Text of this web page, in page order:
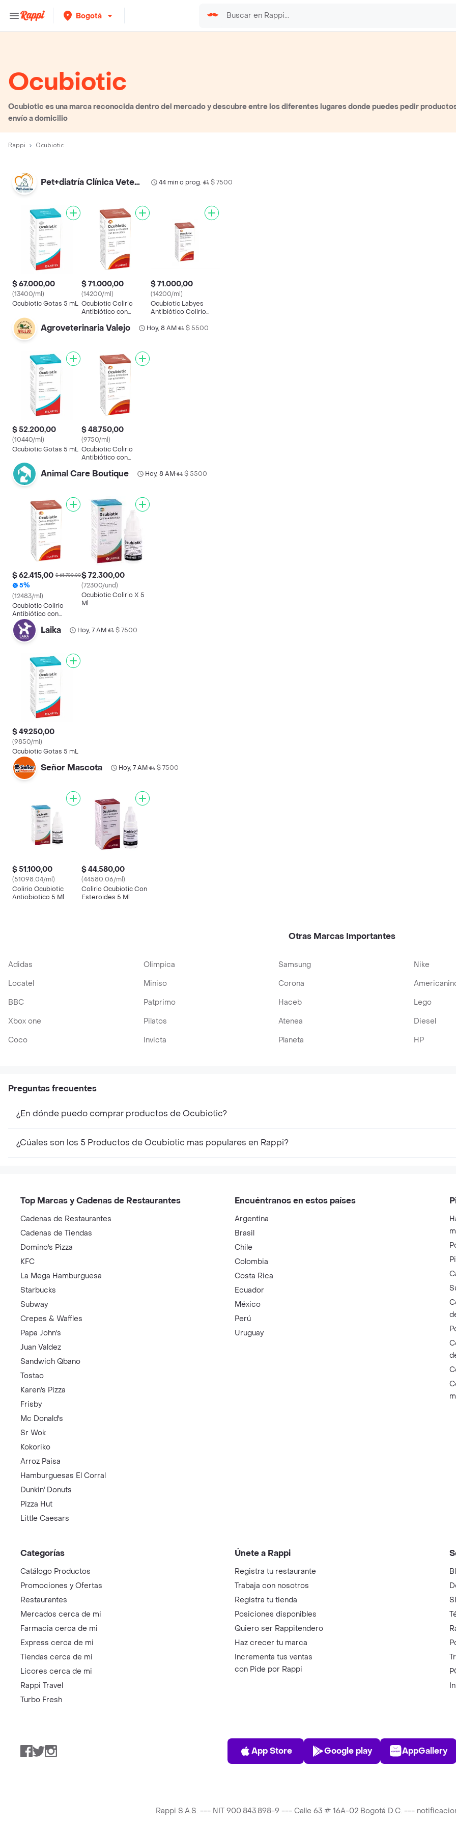
Bogotá
Ocubiotic
Ocubiotic es una marca reconocida dentro del mercado y descubre entre los diferentes lugares donde puedes pedir
envío a domicilio
Rappi Ocubiotic
Pet+diatría Clínica Veterinaria Barrios Unidos 44 min o prog.• $ 7500
$ 67.000,00
(13400/ml)
Ocubiotic Gotas 5 mL
$ 71.000,00
(14200/ml)
Ocubiotic Colirio
Antibiótico con
$ 71.000,00
(14200/ml)
Ocubiotic Labyes
Antibiótico Colirio
Agroveterinaria Valejo Hoy, 8 AM• $ 5500
$ 52.200,00
(10440/ml)
Ocubiotic Gotas 5 mL
$ 48.750,00
(9750/ml)
Ocubiotic Colirio
Antibiótico con
Animal Care Boutique Hoy, 8 AM• $ 5500
$ 62.415,00 $ 65.700,00
5%
(12483/ml)
Ocubiotic Colirio
Antibiótico con
Esteroides
$ 72.300,00
(72300/und)
Ocubiotic Colirio X 5
Ml
Laika Hoy, 7 AM• $ 7500
$ 49.250,00
(9850/ml)
Ocubiotic Gotas 5 mL
Señor Mascota Hoy, 7 AM• $ 7500
$ 51.100,00
(51098.04/ml)
Colirio Ocubiotic
Antiobiotico 5 Ml
$ 44.580,00
(44580.06/ml)
Colirio Ocubiotic Con
Esteroides 5 Ml
Otras Marcas Importantes
Adidas Olimpica Samsung Nike
Locatel
Miniso Corona
BBC
Patprimo Haceb Lego
Xbox one
Pilatos Atenea Diesel
Coco
Invicta Planeta HP
Preguntas frecuentes
¿En dónde puedo comprar productos de Ocubiotic?
¿Cúales son los 5 Productos de Ocubiotic mas populares en Rappi?
Top Marcas y Cadenas de Restaurantes
Cadenas de Restaurantes
Cadenas de Tiendas
Domino's Pizza
KFC
La Mega Hamburguesa
Starbucks
Subway
Crepes & Waffles
Papa John's
Juan Valdez
Sandwich Qbano
Tostao
Karen's Pizza
Frisby
Mc Donald's
Sr Wok
Kokoriko
Arroz Paisa
Hamburguesas El Corral
Dunkin' Donuts
Pizza Hut
Little Caesars
Encuéntranos en estos países
Argentina
Brasil
Chile
Colombia
Costa Rica
Ecuador
México
Perú
Uruguay
Categorías
Catálogo Productos
Promociones y Ofertas
Restaurantes
Mercados cerca de mi
Farmacia cerca de mi
Express cerca de mi
Tiendas cerca de mi
Licores cerca de mi
Rappi Travel
Turbo Fresh
Únete a Rappi
Registra tu restaurante
Trabaja con nosotros
Registra tu tienda
Posiciones disponibles
Quiero ser Rappitendero
Haz crecer tu marca
Incrementa tus ventas
con Pide por Rappi
Facebook
TwitterInstagram
App Store
App Store
Play Store
Google play AppGallery
Rappi S.A.S. --- NIT 900.843.898-9 --- Calle 63 # 16A-02 Bogotá D.C. ---